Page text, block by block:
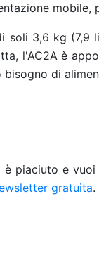
soli 3,6 kg (7,9
l'AC2A è
di
piaciuto e
gratuita.